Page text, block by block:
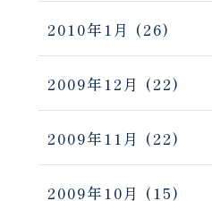
2010年1月 (26)
2009年12月 (22)
2009年11月 (22)
2009年10月 (15)